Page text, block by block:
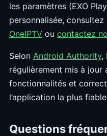
les paramètres (EXO
personnalisée, consultez
OneIPTV ou contactez
Selon Android Authority,
régulièrement mis à jour
fonctionnalités et
l’application la plus
Questions